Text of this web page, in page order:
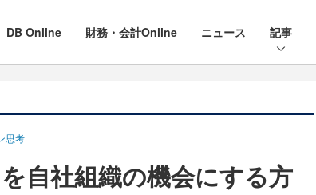
DB Online 財務・会計Online ニュース 記事
思考
自社組織の機会にする方